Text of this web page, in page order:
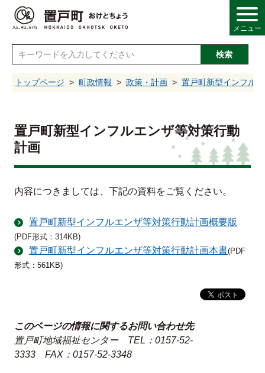
メニュー
検索
トップページ 町政情報 政策・計画 置戸町新型インフル
置戸町新型インフルエンザ等対策行動
計画
内容につきましては、下記の資料をご覧ください。
置戸町新型インフルエンザ等対策行動計画概要版
(PDF形式：314KB)
置戸町新型インフルエンザ等対策行動計画本書(PDF
形式：561KB)
このページの情報に関するお問い合わせ先
置戸町地域福祉センター
TEL：0157-52-
3333
FAX：0157-52-3348
祉